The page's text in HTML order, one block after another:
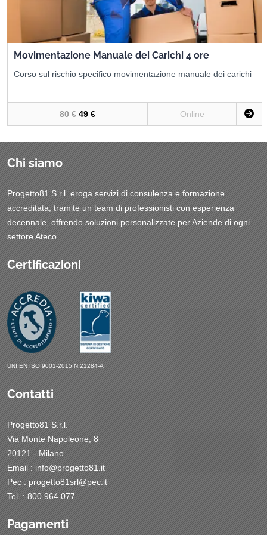
Movimentazione Manuale dei Carichi 4 ore
Corso sul rischio specifico movimentazione manuale dei carichi
80 €49 € Online
Chi siamo
Progetto81 S.r.l. eroga servizi di consulenza e formazione
accreditata, tramite un team di professionisti con esperienza
decennale, offrendo soluzioni personalizzate per Aziende di ogni
settore Ateco.
Certificazioni
UNI EN ISO 9001-2015 N.21284-A
Contatti
Progetto81 S.r.l.
Via Monte Napoleone, 8
20121 - Milano
Email : info@progetto81.it
Pec : progetto81srl@pec.it
Tel. : 800 964 077
Pagamenti